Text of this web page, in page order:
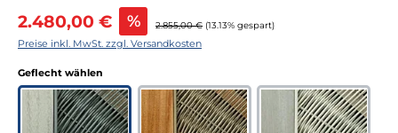
Verkaufspreis:
2.480,00 € % Regulärer Preis:
2.855,00 € (13.13% gespart)
Preise inkl. MwSt. zzgl. Versandkosten
Geflecht wählen